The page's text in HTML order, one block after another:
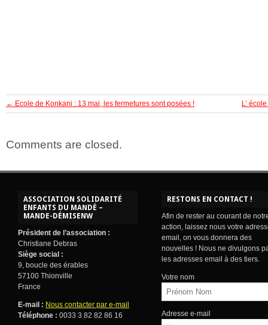
← Ecole de Konkani : 13 mai, les fermetures sont posées ! L’
Comments are closed.
ASSOCIATION SOLIDARITÉ
ENFANTS DU MANDÉ –
MANDE-DÉMISENW
Président de l’association :
Christiane Debras
Siège social :
9, boucle des érables
57100 Thionville
France
E-mail : Nous contacter par e-mail
Téléphone : 0033 3 82 82 86 16
RESTONS EN CONTACT !
Afin de rester au courant de
action, laissez nous votre
email, on vous donnera des
nouvelles ! Nous ne divulgons
les adresses email à des tiers.
Votre nom
Adresse e-mail